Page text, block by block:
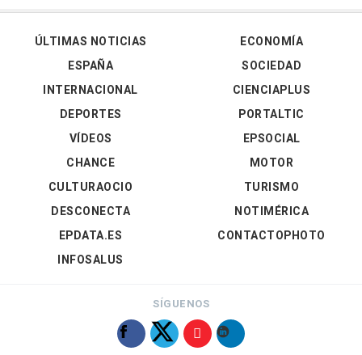
ÚLTIMAS NOTICIAS
ESPAÑA
INTERNACIONAL
DEPORTES
VÍDEOS
ECONOMÍA
SOCIEDAD
CIENCIAPLUS
PORTALTIC
EPSOCIAL
CHANCE
CULTURAOCIO
DESCONECTA
EPDATA.ES
INFOSALUS
MOTOR
TURISMO
NOTIMÉRICA
CONTACTOPHOTO
SÍGUENOS